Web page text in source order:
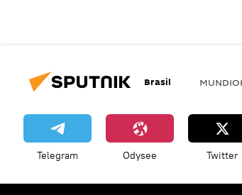
Brasil
Telegram Odysee Twitter